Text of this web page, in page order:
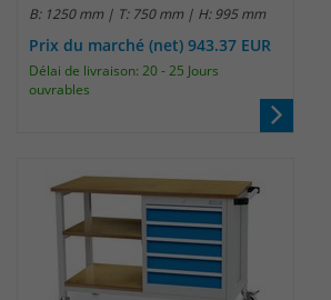
B: 1250 mm | T: 750 mm | H: 995 mm
Prix du marché (net) 943.37 EUR
Délai de livraison: 20 - 25 Jours
ouvrables
Name _pk_testcookie
Anbieter
Zweck
Das Cookie wird gesetzt
überprüfen ob der
Cookies zu setzen. Es
demTest wieder